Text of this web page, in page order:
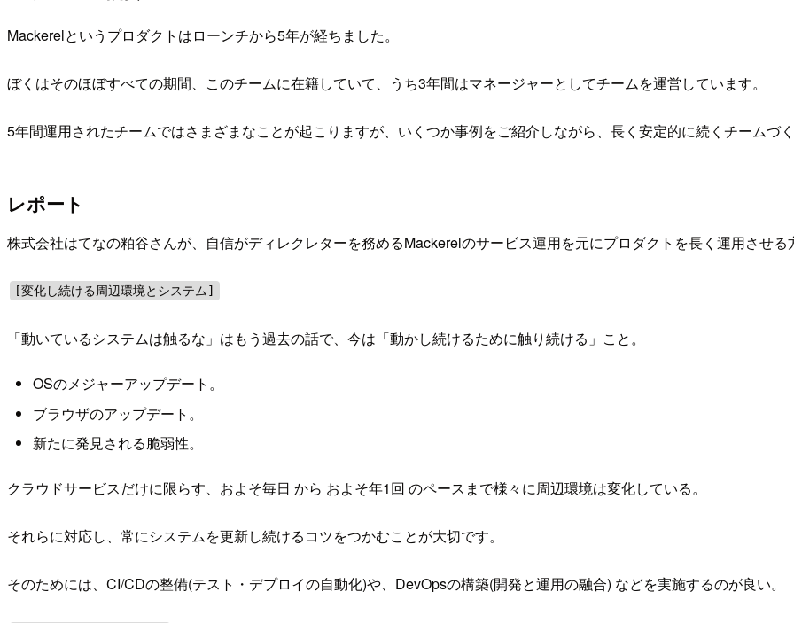
Mackerelというプロダクトはローンチから5年が経ちました。
ぼくはそのほぼすべての期間、このチームに在籍していて、うち3年間はマネージャーとしてチームを運営しています。
5年間運用されたチームではさまざまなことが起こりますが、いくつか事例をご紹介しながら、長く安定的に続くチームづ
レポート
株式会社はてなの粕谷さんが、自信がディレクレターを務めるMackerelのサービス運用を元にプロダクトを長く運用させ
[変化し続ける周辺環境とシステム]
「動いているシステムは触るな」はもう過去の話で、今は「動かし続けるために触り続ける」こと。
OSのメジャーアップデート。
ブラウザのアップデート。
新たに発見される脆弱性。
クラウドサービスだけに限らす、およそ毎日 から およそ年1回 のペースまで様々に周辺環境は変化している。
それらに対応し、常にシステムを更新し続けるコツをつかむことが大切です。
そのためには、CI/CDの整備(テスト・デプロイの自動化)や、DevOpsの構築(開発と運用の融合) などを実施するのが良い。